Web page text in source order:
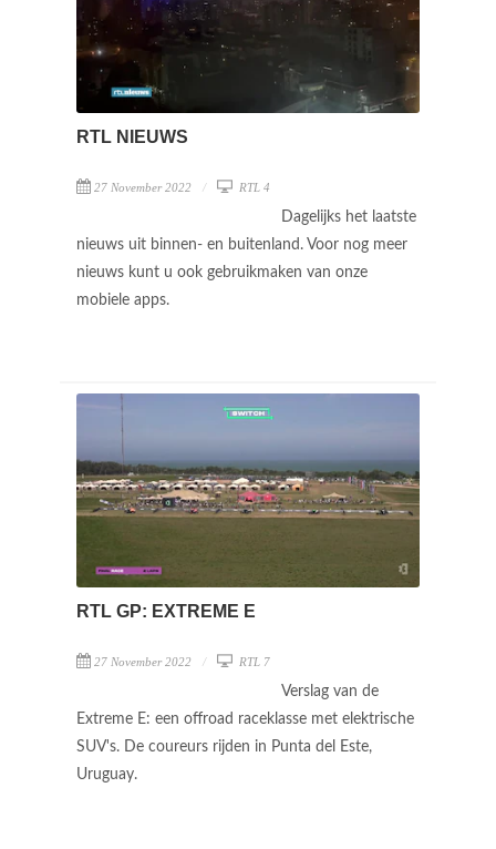
RTL NIEUWS
27 November 2022 RTL 4
Dagelijks het laatste
nieuws uit binnen- en buitenland. Voor nog meer
nieuws kunt u ook gebruikmaken van onze
mobiele apps.
RTL GP: EXTREME E
27 November 2022 RTL 7
Verslag van de
Extreme E: een offroad raceklasse met elektrische
SUV's. De coureurs rijden in Punta del Este,
Uruguay.